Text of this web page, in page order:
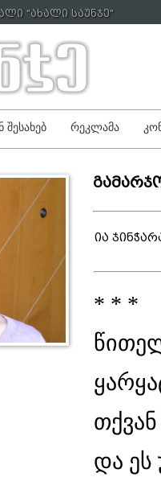
"ახალი საუნჯე"
შესახებ რეკლამა
ია
* * *
და ეს